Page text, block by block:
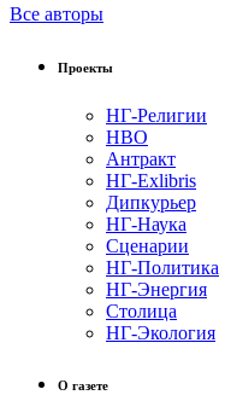
Все авторы
Проекты
НГ-Религии
НВО
Антракт
НГ-Exlibris
Дипкурьер
НГ-Наука
Сценарии
НГ-Политика
НГ-Энергия
Столица
НГ-Экология
О газете